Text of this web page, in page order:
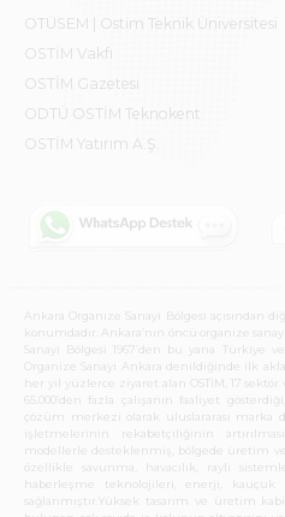
OTÜSEM | Ostim Teknik Üniversitesi
OSTİM Vakfı
OSTİM Gazetesi
ODTÜ OSTİM Teknokent
OSTİM Yatırım A.Ş.
Ankara Organize Sanayi Bölgesi açısından
konumdadır. Ankara’nın öncü organize
Sanayi Bölgesi 1967’den bu yana Türkiye
Organize Sanayi Ankara denildiğinde ilk
her yıl yüzlerce ziyaret alan OSTİM, 17 sektör
65.000’den fazla çalışanın faaliyet
çözüm merkezi olarak uluslararası marka
işletmelerinin rekabetçiliğinin
modellerle desteklenmiş, bölgede üretim
özellikle savunma, havacılık, raylı
haberleşme teknolojileri, enerji, kauçuk
sağlanmıştır.Yüksek tasarım ve üretim